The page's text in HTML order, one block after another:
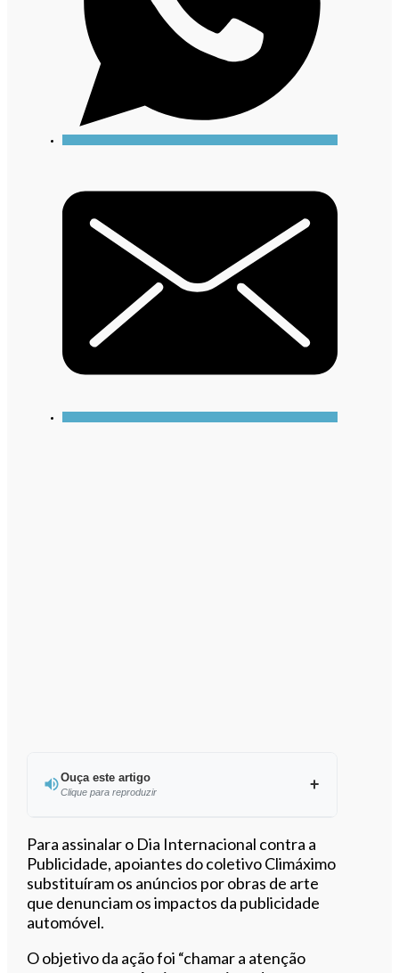
Ouça este artigo
Clique para reproduzir
Ouvir este artigo
Para assinalar o Dia Internacional contra a
Publicidade, apoiantes do coletivo Climáximo
substituíram os anúncios por obras de arte
que denunciam os impactos da publicidade
automóvel.
O objetivo da ação foi “chamar a atenção